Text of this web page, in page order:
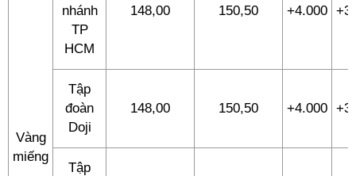
Vàng
miếng
nhánh
TP
HCM
148,00 150,50 +4.000
Tập
đoàn
Doji
148,00 150,50 +4.000
Tập